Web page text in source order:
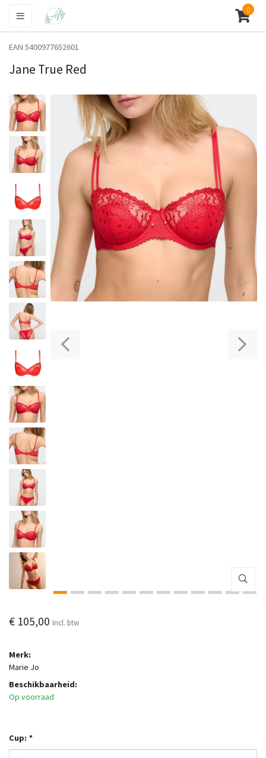
0
EAN 5400977652601
Jane True Red
€ 105,00 Incl. btw
Merk:
Marie Jo
Beschikbaarheid:
Op voorraad
Cup: *